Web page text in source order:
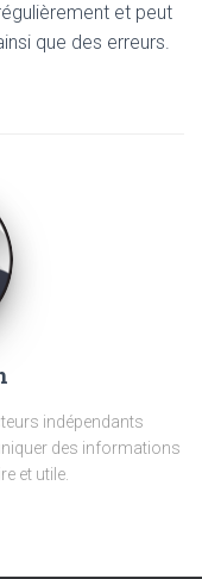
et peut
que des erreurs.
indépendants
des informations
et utile.